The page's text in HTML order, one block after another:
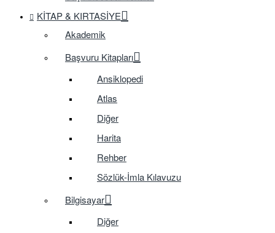
KITAP & KIRTASIYE
Akademik
Başvuru Kitapları
Ansiklopedi
Atlas
Diğer
Harita
Rehber
Sözlük-İmla Kılavuzu
Bilgisayar
Diğer